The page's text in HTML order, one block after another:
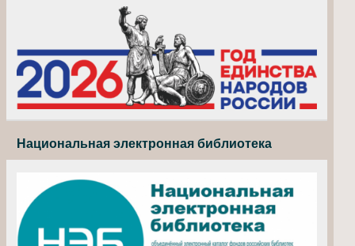
Национальная электронная библиотека